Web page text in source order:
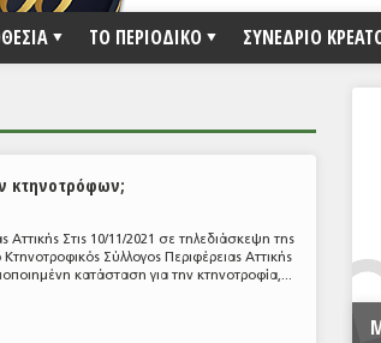
ΤΟ ΠΕΡΙΟΔΙΚΟ ΣΥΝΕΔΡΙΟ
κτηνοτρόφων;
Στις 10/11/2021 σε τηλεδιάσκεψη της
Σύλλογος Περιφέρειας Αττικής
κατάσταση για την κτηνοτροφία,...